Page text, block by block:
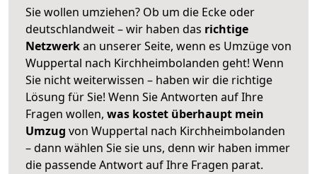
Sie wollen umziehen? Ob um die Ecke oder
deutschlandweit – wir haben das richtige
Netzwerkan unserer Seite, wenn es Umzüge von
Wuppertal nach Kirchheimbolanden geht! Wenn
Sie nicht weiterwissen – haben wir die richtige
Lösung für Sie! Wenn Sie Antworten auf Ihre
Fragen wollen, was kostet überhaupt mein
Umzug von Wuppertal nach Kirchheimbolanden
– dann wählen Sie sie uns, denn wir haben immer
die passende Antwort auf Ihre Fragen parat.